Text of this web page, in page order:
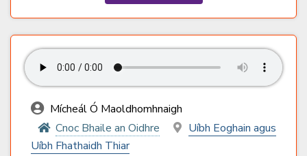
Mícheál Ó Maoldhomhnaigh
Cnoc Bhaile an Oidhre
Uíbh Eoghain agus
Uíbh Fhathaidh Thiar